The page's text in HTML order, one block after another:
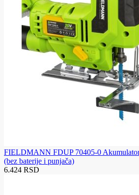
FIELDMANN FDUP 70405-0
(bez baterije i punjača)
6.424 RSD